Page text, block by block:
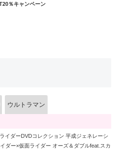
％キャンペーン
ウルトラマン
イダーDVDコレクション 平成ジェネレーシ
ダー×仮面ライダー オーズ＆ダブルfeat.スカ